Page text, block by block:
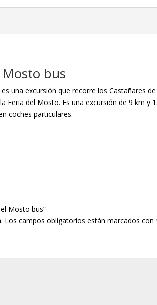
Mosto bus
es una excursión que recorre los Castañares
Feria del Mosto. Es una excursión de 9 km y
coches particulares.
Mosto bus”
Los campos obligatorios están marcados con